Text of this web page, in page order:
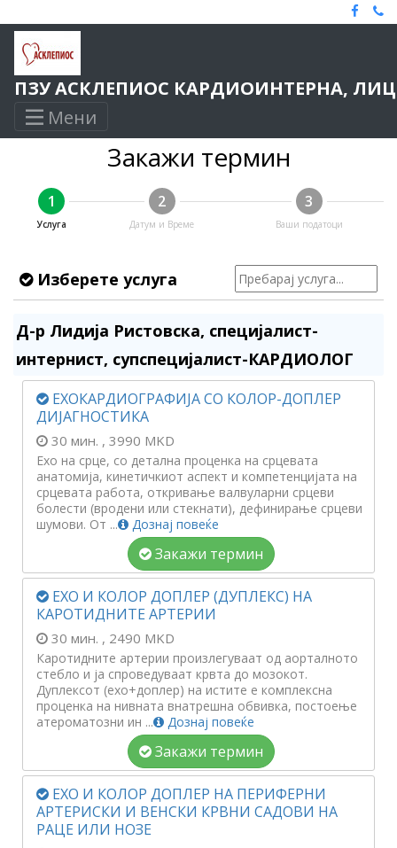
ПЗУ АСКЛЕПИОС КАРДИОИНТЕРНА,
Мени
Закажи термин
1
Услуга
2
Датум и Време
3
Ваши податоци
Изберете услуга
Д-р Лидија Ристовска, специјалист-
интернист, супспецијалист-КАРДИОЛОГ
ЕХОКАРДИОГРАФИЈА СО КОЛОР-ДОПЛЕР
ДИЈАГНОСТИКА
30 мин. , 3990 MKD
Ехо на срце, со детална проценка на срцевата
анатомија, кинетичкиот аспект и компетенцијата на
срцевата работа, откривање валвуларни срцеви
болести (вродени или стекнати), дефинирање срцеви
шумови. От ...
Дознај повеќе
Закажи термин
ЕХО И КОЛОР ДОПЛЕР (ДУПЛЕКС) НА
КАРОТИДНИТЕ АРТЕРИИ
30 мин. , 2490 MKD
Каротидните артерии произлегуваат од аорталното
стебло и ја спроведуваат крвта до мозокот.
Дуплексот (ехо+доплер) на истите е комплексна
проценка на нивната внатрешна обвивка, постоење
атероматозни ин ...
Дознај повеќе
Закажи термин
ЕХО И КОЛОР ДОПЛЕР НА ПЕРИФЕРНИ
АРТЕРИСКИ И ВЕНСКИ КРВНИ САДОВИ НА
РАЦЕ ИЛИ НОЗЕ